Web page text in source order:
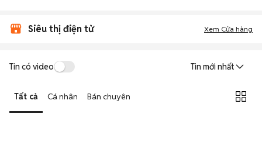
Siêu thị điện tử Xem Cửa hàng
Tin có video Tin mới nhất
Tất cả Cá nhân Bán chuyên